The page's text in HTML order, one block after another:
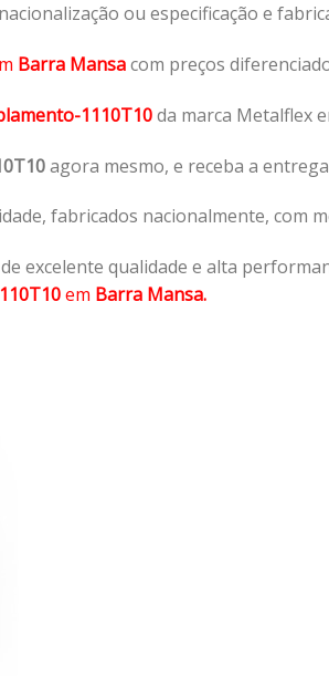
ou especificação e
Barra Mansacom preços
1110T10da marca Metalflex
agora mesmo, e receba a
fabricados nacionalmente, com
de excelente qualidade e alta
em Barra Mansa.